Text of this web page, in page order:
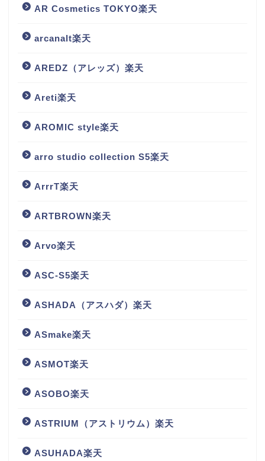
AR Cosmetics TOKYO楽天
arcanalt楽天
AREDZ（アレッズ）楽天
Areti楽天
AROMIC style楽天
arro studio collection S5楽天
ArrrT楽天
ARTBROWN楽天
Arvo楽天
ASC-S5楽天
ASHADA（アスハダ）楽天
ASmake楽天
ASMOT楽天
ASOBO楽天
ASTRIUM（アストリウム）楽天
ASUHADA楽天